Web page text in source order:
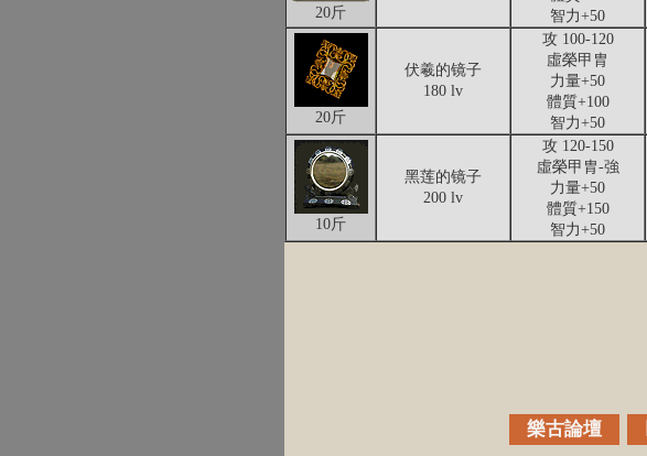
20斤
智力+50
20斤
伏羲的镜子
180 lv
攻 100-120
虛榮甲胄
力量+50
體質+100
智力+50
10斤
黑莲的镜子
200 lv
攻 120-150
虛榮甲胄-強
力量+50
體質+150
智力+50
樂古論壇